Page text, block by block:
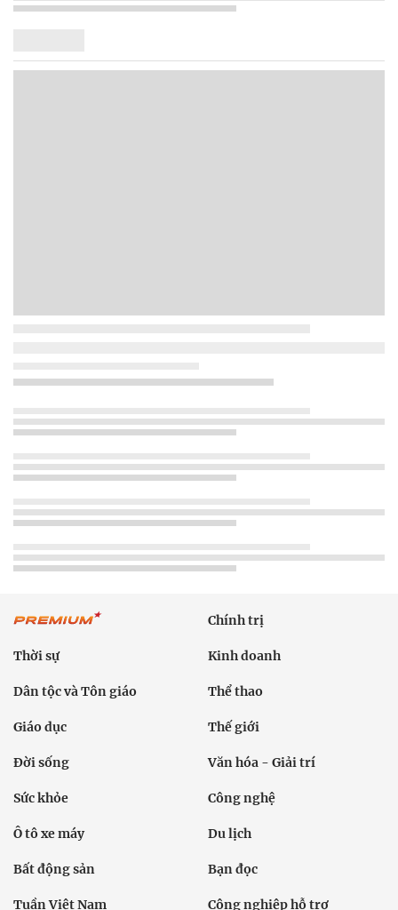
Chính trị
Thời sự Kinh doanh
Dân tộc và Tôn giáo Thể thao
Giáo dục Thế giới
Đời sống Văn hóa - Giải trí
Sức khỏe Công nghệ
Ô tô xe máy Du lịch
Bất động sản Bạn đọc
Tuần Việt Nam Công nghiệp hỗ trợ